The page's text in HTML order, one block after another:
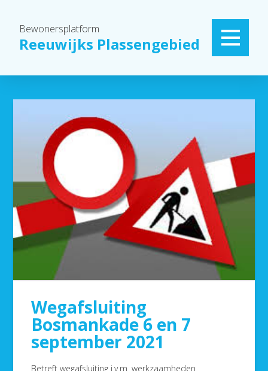
Bewonersplatform
Reeuwijks Plassengebied
Wegafsluiting
Bosmankade 6 en 7
september 2021
Betreft wegafsluiting i.v.m. werkzaamheden.